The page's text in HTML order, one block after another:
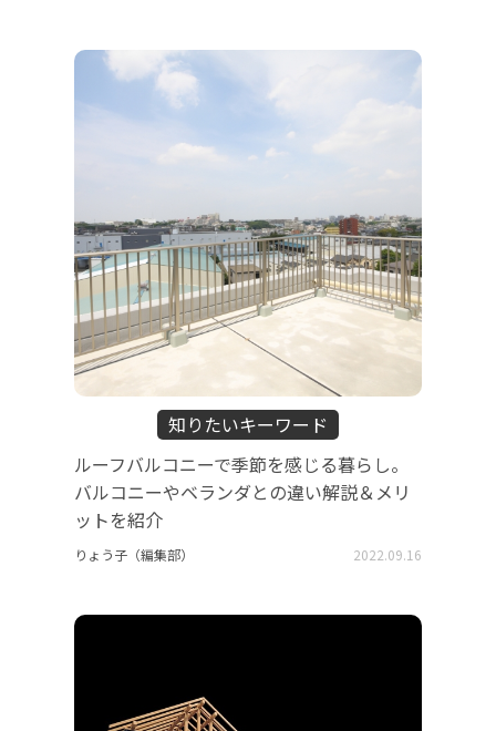
知りたいキーワード
ルーフバルコニーで季節を感じる暮らし。
バルコニーやベランダとの違い解説＆メリ
ットを紹介
りょう子（編集部） 2022.09.16